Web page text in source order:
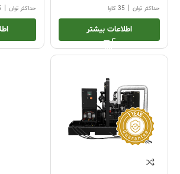
حداکثر توان | 35 کاوا
اطلاعات بیشتر
حداکثر توان |